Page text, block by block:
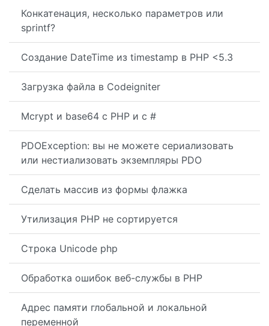
Конкатенация, несколько параметров или
sprintf?
Создание DateTime из timestamp в PHP <5.3
Загрузка файла в Codeigniter
Mcrypt и base64 с PHP и c #
PDOException: вы не можете сериализовать
или нестиализовать экземпляры PDO
Сделать массив из формы флажка
Утилизация PHP не сортируется
Строка Unicode php
Обработка ошибок веб-службы в PHP
Адрес памяти глобальной и локальной
переменной